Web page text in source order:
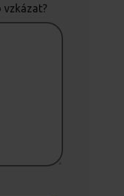
vzkázat?